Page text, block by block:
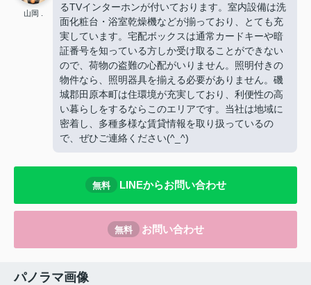
山岡 .
るTVインターホンが付いております。室内設備は洗
面化粧台・浴室乾燥機などが揃っており、とても充
実しています。宅配ボックスは通常カードキーや暗
証番号を知っている方しか受け取ることができない
ので、荷物の盗難の心配がいりません。照明付きの
物件なら、照明器具を揃える必要がありません。磯
城郡田原本町は住環境が充実しており、利便性の高
い暮らしをするならこのエリアです。当社は地域に
密着し、多種多様な賃貸情報を取り扱っているの
で、ぜひご連絡ください(^_^)
無料 LINEからお問い合わせ
無料 お問い合わせ
パノラマ画像